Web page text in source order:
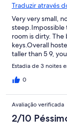
Traduzir através
Very very small,
steep.Impossible
room is dirty.
keys.Overall
taller than 5 9,
Estadia de 3 noites
0
Avaliação verificada
2/10